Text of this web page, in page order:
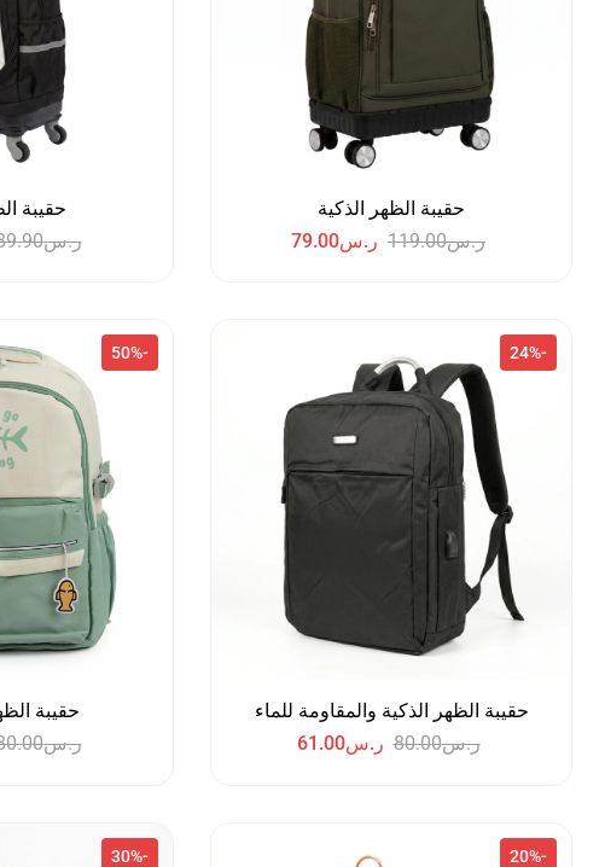
حقيبة الظهر الذكية
ر.س119.00 ر.س79.00
حقيبة
ر.س
-24%
حقيبة الظهر الذكية والمقاومة للماء
ر.س80.00 ر.س61.00
-50%
حقيبة
ر.س
-20%
-30%